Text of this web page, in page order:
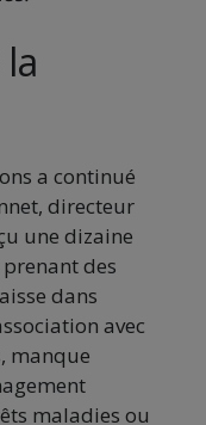
a continué
directeur
une dizaine
des
dans
avec
manque
maladies ou